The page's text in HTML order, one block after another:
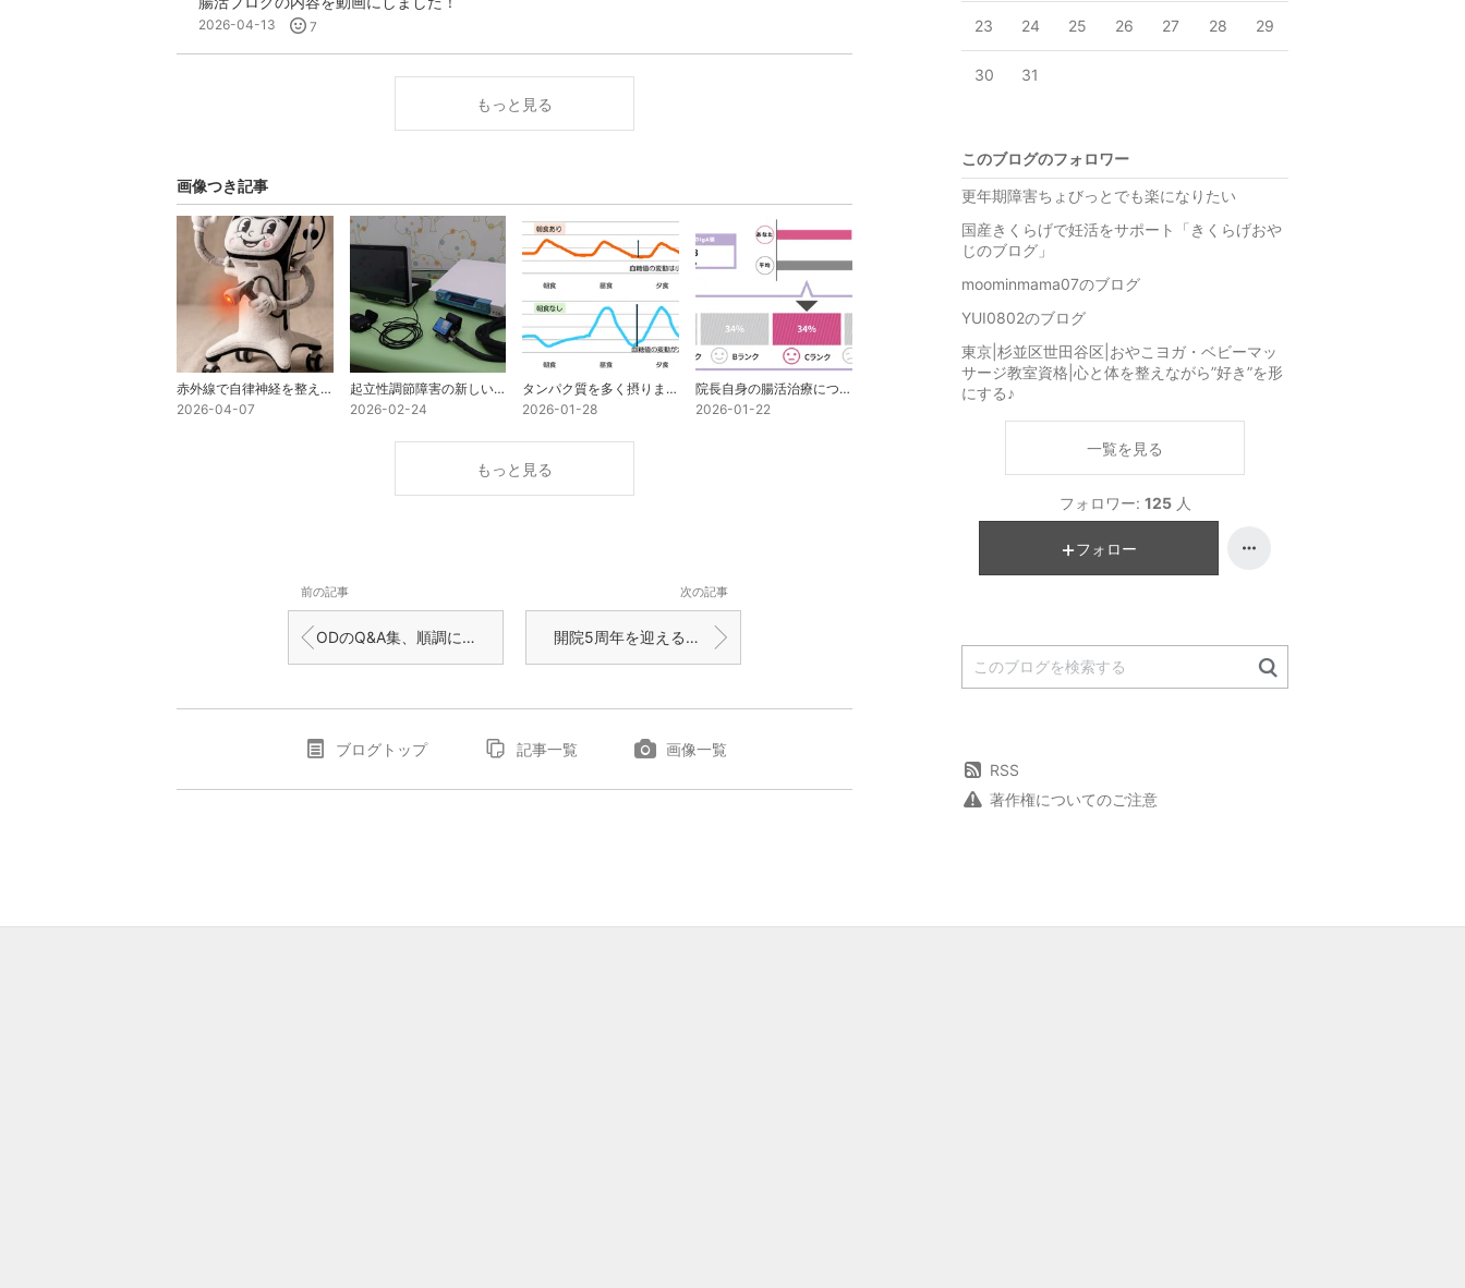
2026-04-13 7
もっと見る
画像つき記事
赤外線で自律神経を整えよう！
2026-04-07
起立性調節障害の新しい検査機器が届きました！
2026-02-24
タンパク質を多く摂りましょう！・・と言われても・・
2026-01-28
院長自身の腸活治療について
2026-01-22
もっと見る
前の記事
ODのQ&A集、順調に監修作業が進んでいます！
次の記事
開院5周年を迎えることが出来ました！
ブログトップ 記事一覧 画像一覧
23 24 25 26 27 28 29
30 31
このブログのフォロワー
更年期障害ちょびっとでも楽になりたい
国産きくらげで妊活をサポート「きくらげおや
じのブログ」
moominmama07のブログ
YUI0802のブログ
東京|杉並区世田谷区|おやこヨガ・ベビーマッ
サージ教室資格|心と体を整えながら”好き”を形
にする♪
一覧を見る
フォロワー: 125 人
フォロー
RSS
著作権についてのご注意